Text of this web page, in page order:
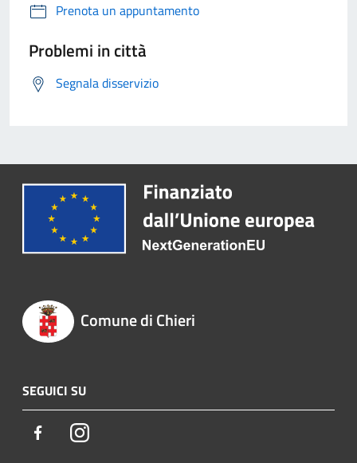
Prenota un appuntamento
Problemi in città
Segnala disservizio
Comune di Chieri
SEGUICI SU
FacebookInstagram